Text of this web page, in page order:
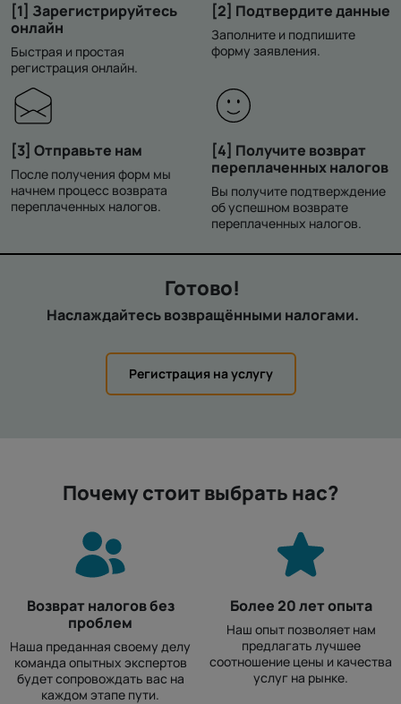
[1] Зарегистрируйтесь
онлайн
Быстрая и простая
регистрация онлайн.
[2] Подтвердите данные
Заполните и подпишите
форму заявления.
[3] Отправьте нам
После получения форм мы
начнем процесс возврата
переплаченных налогов.
[4] Получите возврат
переплаченных налогов
Вы получите подтверждение
об успешном возврате
переплаченных налогов.
Готово!
Наслаждайтесь возвращёнными налогами.
Регистрация на услугу
Почему стоит выбрать нас?
Возврат налогов без
проблем
Наша преданная своему делу
команда опытных экспертов
будет сопровождать вас на
каждом этапе пути.
Более 20 лет опыта
Наш опыт позволяет нам
предлагать лучшее
соотношение цены и качества
услуг на рынке.